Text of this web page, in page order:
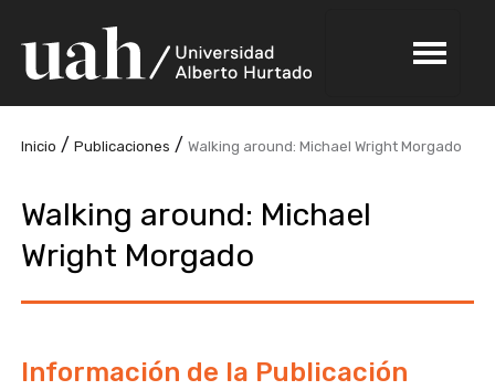
Inicio /Publicaciones /Walking around: Michael Wright Morgado
Walking around: Michael
Wright Morgado
Información de la Publicación